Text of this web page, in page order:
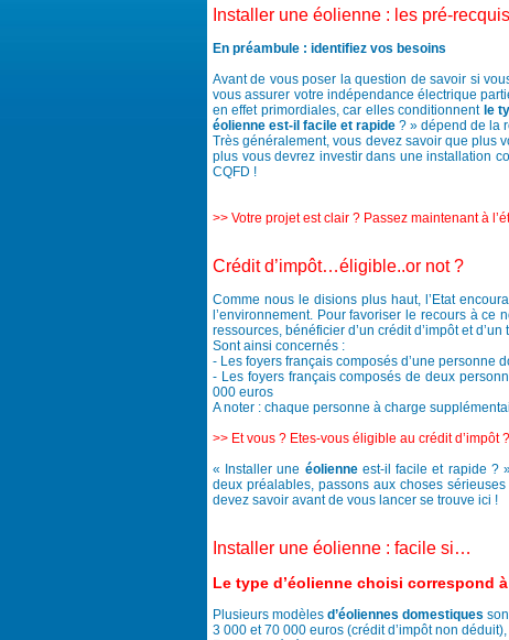
Installer une éolienne : les pré-recquis
En préambule : identifiez vos besoins
Avant de vous poser la question de savoir si
vous assurer votre indépendance électrique
en effet primordiales, car elles conditionnent le
éolienne est-il facile et rapide ? » dépend de la
Très généralement, vous devez savoir que plus
plus vous devrez investir dans une installation
CQFD !
>> Votre projet est clair ? Passez maintenant à
Crédit d’impôt…éligible..or not ?
Comme nous le disions plus haut, l’Etat
l’environnement. Pour favoriser le recours à
ressources, bénéficier d’un crédit d’impôt et
Sont ainsi concernés :
- Les foyers français composés d’une personne
- Les foyers français composés de deux
000 euros
A noter : chaque personne à charge
>> Et vous ? Etes-vous éligible au crédit
« Installer une éolienneest-il facile et rapide ?
deux préalables, passons aux choses
devez savoir avant de vous lancer se trouve ici !
Installer une éolienne : facile si…
Le type d’éolienne choisi correspond
Plusieurs modèles d’éoliennes domestiques
3 000 et 70 000 euros (crédit d’impôt non